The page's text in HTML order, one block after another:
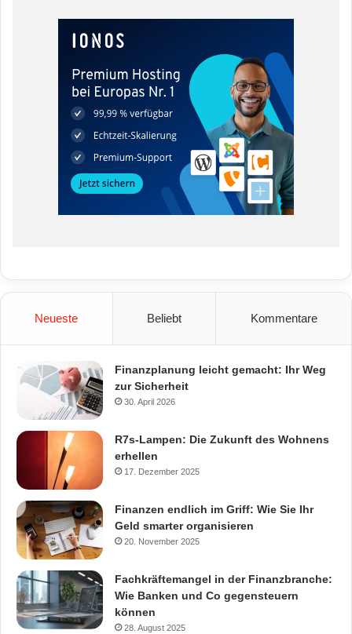
Neueste Beliebt Kommentare
Finanzplanung leicht gemacht: Ihr Weg
zur Sicherheit
30. April 2026
R7s-Lampen: Die Zukunft des Wohnens
erhellen
17. Dezember 2025
Finanzen endlich im Griff: Wie Sie Ihr
Geld smarter organisieren
20. November 2025
Fachkräftemangel in der Finanzbranche:
Wie Banken und Co gegensteuern
können
28. August 2025